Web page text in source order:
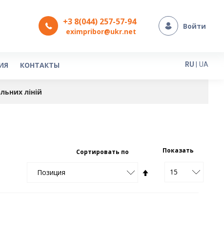
Войти
+3 8(044) 257-57-94
eximpribor@ukr.net
КОНТАКТЫ Язык
RU UA
ліній
Показать
15
Сортировать по
Позиция Задать